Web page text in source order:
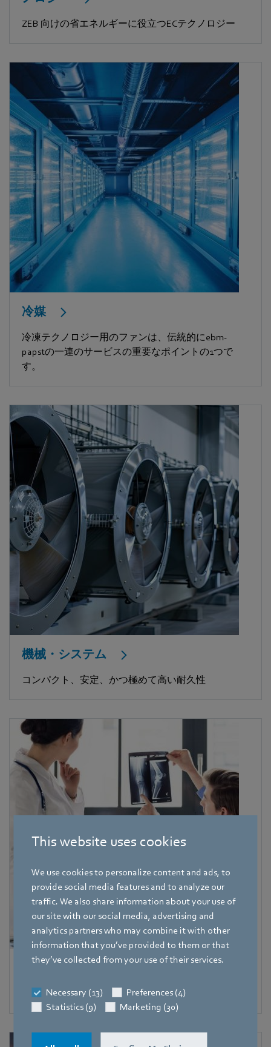
This website uses cookies
We use cookies to personalize content and ads, to
provide social media features and to analyze our
traffic. We also share information about your use of
our site with our social media, advertising and
analytics partners who may combine it with other
information that you’ve provided to them or that
they’ve collected from your use of their services.
Necessary (13)
Preferences (4)
Statistics (9)
Marketing (30)
ZEB 向けの省エネルギーに役立つECテクノロジー
冷媒
冷凍テクノロジー用のファンは、伝統的にebm-
papstの一連のサービスの重要なポイントの1つで
す。
機械・システム
コンパクト、安定、かつ極めて高い耐久性
医療テクノロジー
医療用の快適性を高めるモータ